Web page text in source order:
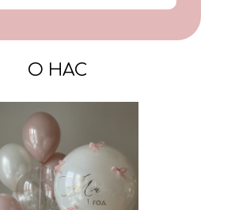
О НАС